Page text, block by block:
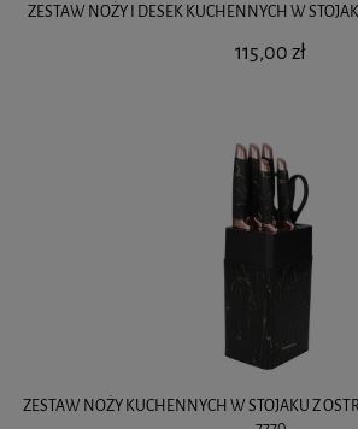
ZESTAW NOŻY I DESEK KUCHENNYCH W
115,00 zł
ZESTAW NOŻY KUCHENNYCH W STOJAKU Z